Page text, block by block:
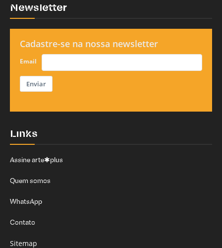
Newsletter
Cadastre-se na nossa newsletter
Email
Enviar
Links
Assine arte✱plus
Quem somos
WhatsApp
Contato
Sitemap